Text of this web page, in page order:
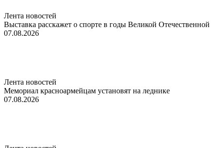
Лента новостей
Выставка расскажет о спорте в годы Великой Отечественной
07.08.2026
Лента новостей
Мемориал красноармейцам установят на леднике
07.08.2026